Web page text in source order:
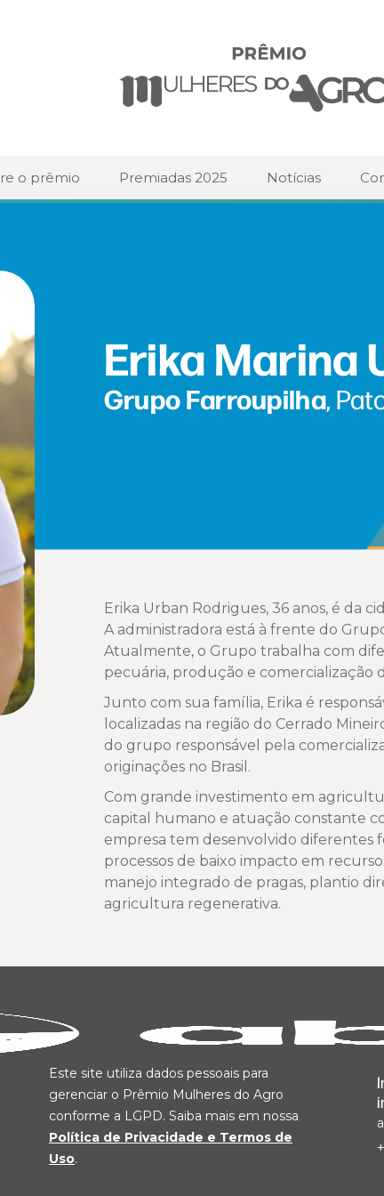
o prêmio Premiadas 2025 Notícias
Erika Marina
Grupo Farroupilha,
Erika Urban Rodrigues, 36 anos, é da
A administradora está à frente do
Atualmente, o Grupo trabalha com
pecuária, produção e comercialização
Junto com sua família, Erika é
localizadas na região do Cerrado
do grupo responsável pela
originações no Brasil.
Com grande investimento em
capital humano e atuação constante
empresa tem desenvolvido diferentes
processos de baixo impacto em
manejo integrado de pragas, plantio
agricultura regenerativa.
Este site utiliza dados pessoais para
gerenciar o Prêmio Mulheres do Agro
conforme a LGPD. Saiba mais em nossa
Política de Privacidade e Termos de
Uso.